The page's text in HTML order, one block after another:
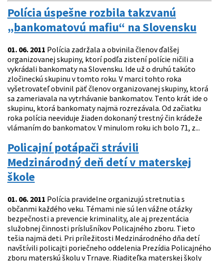
Polícia úspešne rozbila takzvanú
„bankomatovú mafiu“ na Slovensku
01. 06. 2011 Polícia zadržala a obvinila členov ďalšej
organizovanej skupiny, ktorí podľa zistení polície ničili a
vykrádali bankomaty na Slovensku. Ide už o druhú takúto
zločineckú skupinu v tomto roku. V marci tohto roka
vyšetrovateľ obvinil päť členov organizovanej skupiny, ktorá
sa zameriavala na vytrhávanie bankomatov. Tento krát ide o
skupinu, ktorá bankomaty najmä rozrezávala. Od začiatku
roka polícia neeviduje žiaden dokonaný trestný čin krádeže
vlámaním do bankomatov. V minulom roku ich bolo 71, z...
Policajní potápači strávili
Medzinárodný deň detí v materskej
škole
01. 06. 2011 Polícia pravidelne organizujú stretnutia s
občanmi každého veku. Témami nie sú len vážne otázky
bezpečnosti a prevencie kriminality, ale aj prezentácia
služobnej činnosti príslušníkov Policajného zboru. Tieto
tešia najmä deti. Pri príležitosti Medzinárodného dňa detí
navštívili policajti poriečneho oddelenia Prezídia Policajného
zboru materskú školu v Trnave. Riaditeľka materskej školy